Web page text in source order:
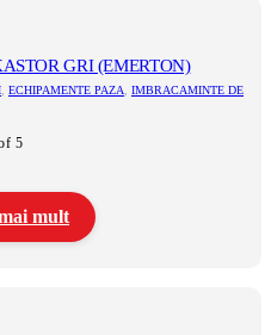
GRI (EMERTON)
, ECHIPAMENTE PAZA, IMBRACAMINTE DE
5
mult